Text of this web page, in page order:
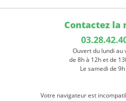
Contactez la
Ouvert du lundi au
de 8h à 12h et de
Le samedi de
Votre navigateur est